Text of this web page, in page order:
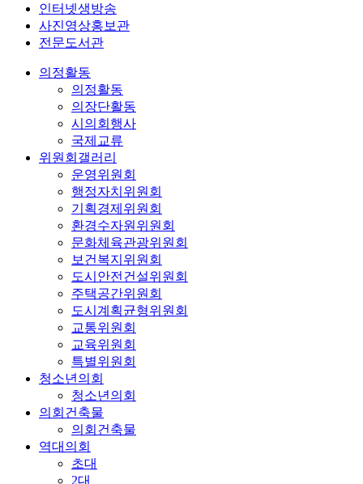
인터넷생방송
사진영상홍보관
전문도서관
의정활동
의정활동
의장단활동
시의회행사
국제교류
위원회갤러리
운영위원회
행정자치위원회
기획경제위원회
환경수자원위원회
문화체육관광위원회
보건복지위원회
도시안전건설위원회
주택공간위원회
도시계획균형위원회
교통위원회
교육위원회
특별위원회
청소년의회
청소년의회
의회건축물
의회건축물
역대의회
초대
2대